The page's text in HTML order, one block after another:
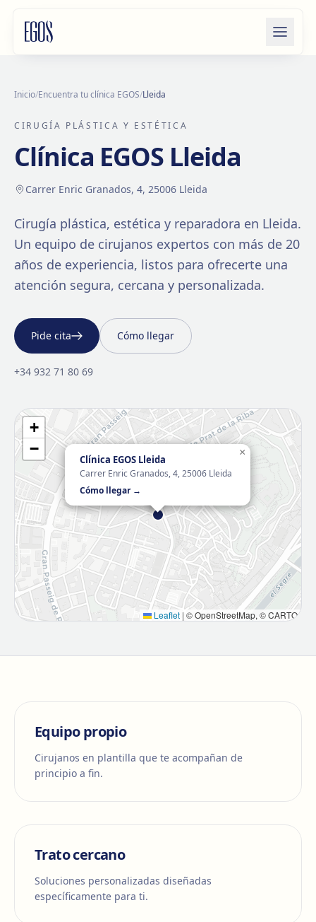
Inicio/Encuentra tu clínica EGOS/Lleida
CIRUGÍA PLÁSTICA Y ESTÉTICA
Clínica EGOS Lleida
Carrer Enric Granados, 4, 25006 Lleida
Cirugía plástica, estética y reparadora en Lleida.
Un equipo de cirujanos expertos con más de 20
años de experiencia, listos para ofrecerte una
atención segura, cercana y personalizada.
Pide cita Cómo llegar
+34 932 71 80 69
Clínica EGOS Lleida
Carrer Enric Granados, 4, 25006 Lleida
Cómo llegar →
×
+
−
Leaflet | © OpenStreetMap, © CARTO
Equipo propio
Cirujanos en plantilla que te acompañan de
principio a fin.
Trato cercano
Soluciones personalizadas diseñadas
específicamente para ti.